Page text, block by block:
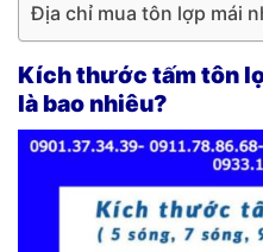
Địa chỉ mua tôn lợp mái
Kích thước tấm tôn
là bao nhiêu?